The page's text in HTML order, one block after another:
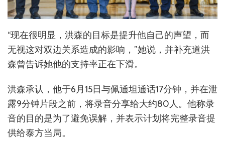
“现在很明显，洪森的目标是提升他自己的声望，而
无视这对双边关系造成的影响，”她说，并补充道洪
森曾告诉她他的支持率正在下滑。
洪森承认，他于6月15日与佩通坦通话17分钟，并在泄
露9分钟片段之前，将录音分享给大约80人。他称录
音的目的是为了避免误解，并表示计划将完整录音提
供给泰方当局。